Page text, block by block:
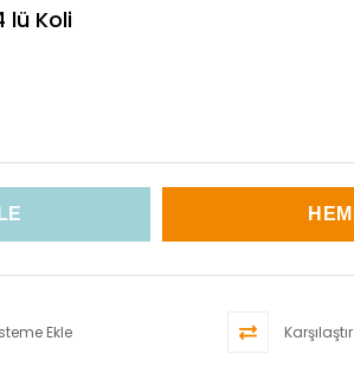
lü Koli
Ekle Karşılaştır